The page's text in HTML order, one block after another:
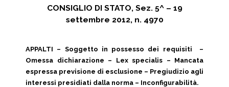
CONSIGLIO DI STATO, Sez. 5^ – 19
settembre 2012, n. 4970
APPALTI – Soggetto in possesso dei requisiti –
Omessa dichiarazione – Lex specialis – Mancata
espressa previsione di esclusione – Pregiudizio agli
interessi presidiati dalla norma – Inconfigurabilità.